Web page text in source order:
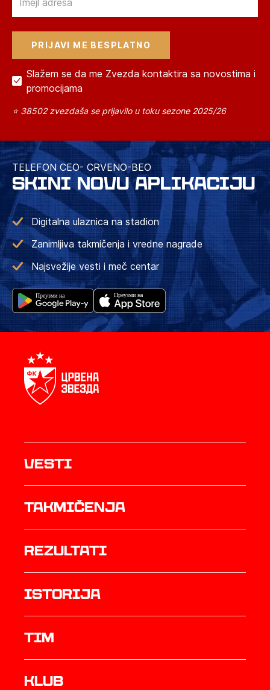
Slažem se da me Zvezda kontaktira sa novostima i
promocijama
⭐ 38502 zvezdaša se prijavilo u toku sezone 2025/26
TELEFON CEO- CRVENO-BEO
SKINI NOVU APLIKACIJU
Digitalna ulaznica na stadion
Zanimljiva takmičenja i vredne nagrade
Najsvežije vesti i meč centar
Vesti
Takmičenja
rezultati
istorija
TIM
Klub